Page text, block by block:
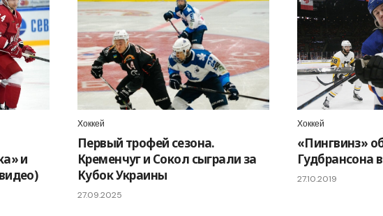
и
Хоккей
Первый трофей сезона.
Кременчуг и Сокол сыграли за
Кубок Украины
27.09.2025
Хоккей
«Пингвинз»
Гудбрансона
27.10.2019